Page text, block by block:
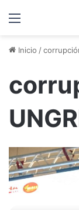
Menú
Inicio /